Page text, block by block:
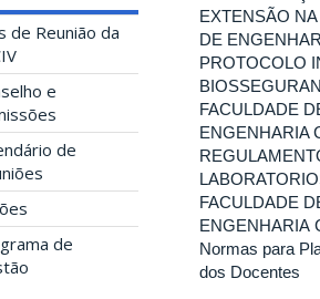
de Reunião da
e
de
de
EXTENSÃO
DE
PROTOCOLO
FACULDADE
ENGENHARIA
FACULDADE
ENGENHARIA
Normas para
dos Docentes